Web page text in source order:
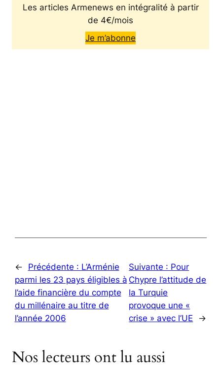
Les articles Armenews en intégralité à partir
de 4€/mois
Je m’abonne
← Précédente : L’Arménie
parmi les 23 pays éligibles à
l’aide financière du compte
du millénaire au titre de
l’année 2006
Suivante : Pour
Chypre l’attitude de
la Turquie
provoque une «
crise » avec l’UE
→
Nos lecteurs ont lu aussi